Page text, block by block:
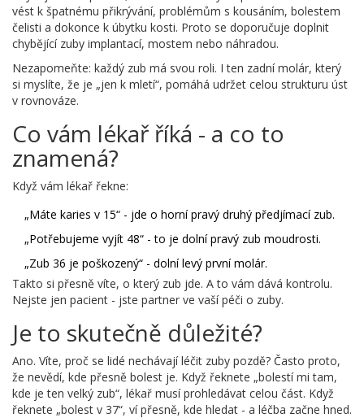
vést k špatnému přikrývání, problémům s kousáním, bolestem
čelisti a dokonce k úbytku kosti. Proto se doporučuje doplnit
chybějící zuby implantací, mostem nebo náhradou.
Nezapomeňte: každý zub má svou roli. I ten zadní molár, který
si myslíte, že je „jen k mletí“, pomáhá udržet celou strukturu úst
v rovnováze.
Co vám lékař říká - a co to
znamená?
Když vám lékař řekne:
„Máte karies v 15“ - jde o horní pravý druhý předjímací zub.
„Potřebujeme vyjít 48“ - to je dolní pravý zub moudrosti.
„Zub 36 je poškozený“ - dolní levý první molár.
Takto si přesně víte, o který zub jde. A to vám dává kontrolu.
Nejste jen pacient - jste partner ve vaší péči o zuby.
Je to skutečně důležité?
Ano. Víte, proč se lidé nechávají léčit zuby pozdě? Často proto,
že nevědí, kde přesně bolest je. Když řeknete „bolestí mi tam,
kde je ten velký zub“, lékař musí prohledávat celou část. Když
řeknete „bolest v 37“, ví přesně, kde hledat - a léčba začne hned.